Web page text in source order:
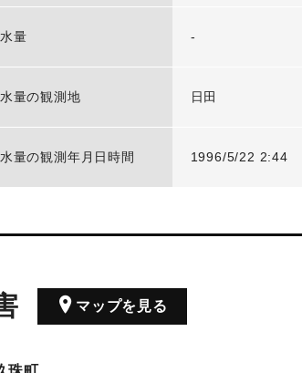
量 -
量の観測地 日田
量の観測年月日時間 1996/5/22 2:44
マップを見る